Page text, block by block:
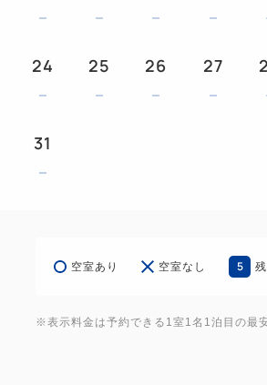
24 25 26 27
31
空室あり 空室なし 5
※表示料金は予約できる1室1名1泊目の最